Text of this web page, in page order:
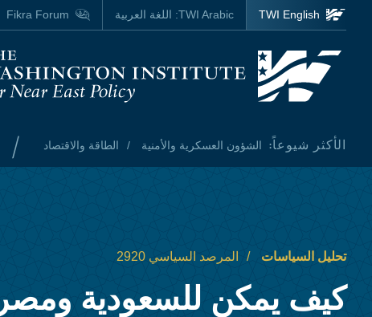
Skip to main content
Homepage
الأكثر شيوعاً: الشؤون العسكرية والأمنية الطاقة والاقتصاد /
TWI English
TWI Arabic: اللغة العربية Fikra Forum
تحليل السياسات المرصد السياسي 2920
كيف يمكن للسعودية ومصر